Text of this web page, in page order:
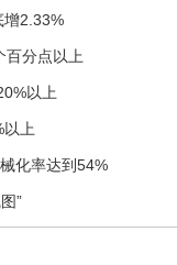
增2.33%
百分点以上
以上
上
化率达到54%
”